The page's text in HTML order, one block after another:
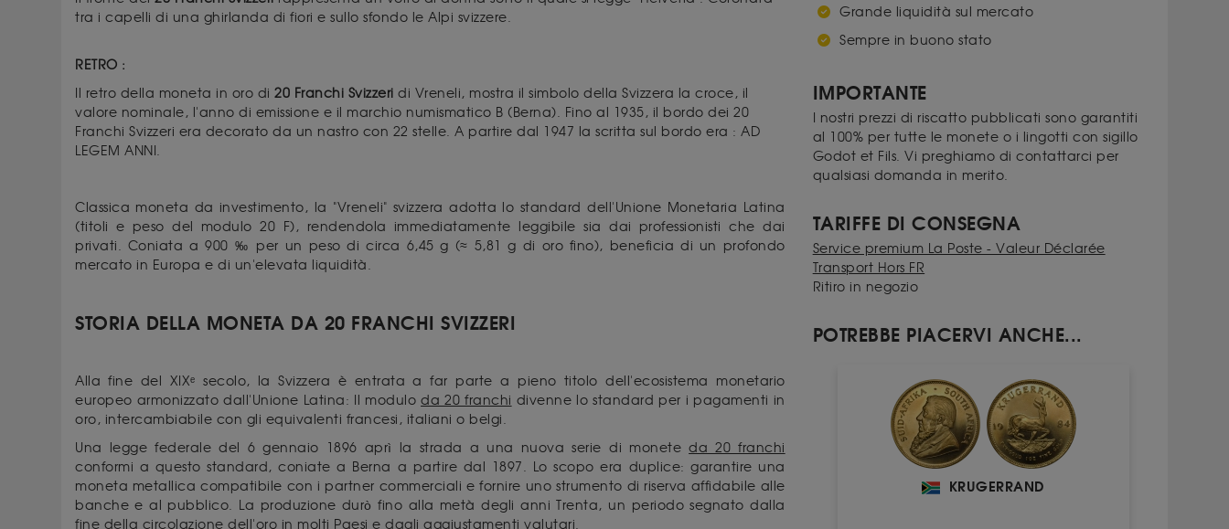
tra i capelli di una ghirlanda di fiori e sullo sfondo le Alpi svizzere.
RETRO :
Il retro della moneta in oro di 20 Franchi Svizzeri di Vreneli, mostra il simbolo della Svizzera la croce, il
valore nominale, l'anno di emissione e il marchio numismatico B (Berna). Fino al 1935, il bordo dei 20
Franchi Svizzeri era decorato da un nastro con 22 stelle. A partire dal 1947 la scritta sul bordo era : AD
LEGEM ANNI.
Classica moneta da investimento, la "Vreneli" svizzera adotta lo standard dell'Unione Monetaria Latina
(titoli e peso del modulo 20 F), rendendola immediatamente leggibile sia dai professionisti che dai
privati. Coniata a 900 ‰ per un peso di circa 6,45 g (≈ 5,81 g di oro fino), beneficia di un profondo
mercato in Europa e di un'elevata liquidità.
STORIA DELLA MONETA DA 20 FRANCHI SVIZZERI
Alla fine del XIXᵉ secolo, la Svizzera è entrata a far parte a pieno titolo dell'ecosistema monetario
europeo armonizzato dall'Unione Latina: Il moduloda 20 franchi divenne lo standard per i pagamenti in
oro, intercambiabile con gli equivalenti francesi, italiani o belgi.
Una legge federale del 6 gennaio 1896 aprì la strada a una nuova serie di moneteda 20 franchi
conformi a questo standard, coniate a Berna a partire dal 1897. Lo scopo era duplice: garantire una
moneta metallica compatibile con i partner commerciali e fornire uno strumento di riserva affidabile alle
banche e al pubblico. La produzione durò fino alla metà degli anni Trenta, un periodo segnato dalla
fine della circolazione dell'oro in molti Paesi e dagli aggiustamenti valutari.
Grande liquidità sul mercato
Sempre in buono stato
IMPORTANTE
I nostri prezzi di riscatto pubblicati sono garantiti
al 100% per tutte le monete o i lingotti con sigillo
Godot et Fils. Vi preghiamo di contattarci per
qualsiasi domanda in merito.
TARIFFE DI CONSEGNA
Service premium La Poste - Valeur Déclarée
Transport Hors FR
Ritiro in negozio
POTREBBE PIACERVI ANCHE...
KRUGERRAND